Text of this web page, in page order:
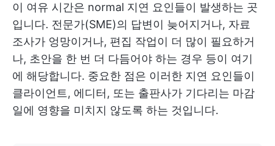
이 여유 시간은 normal 지연 요인들이 발생하는 곳
입니다. 전문가(SME)의 답변이 늦어지거나, 자료
조사가 엉망이거나, 편집 작업이 더 많이 필요하거
나, 초안을 한 번 더 다듬어야 하는 경우 등이 여기
에 해당합니다. 중요한 점은 이러한 지연 요인들이
클라이언트, 에디터, 또는 출판사가 기다리는 마감
일에 영향을 미치지 않도록 하는 것입니다.